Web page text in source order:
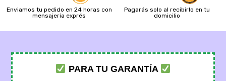
Enviamos tu pedido en 24 horas con
mensajería exprés
Pagarás solo al recibirlo en tu
domicilio
PARA TU GARANTÍA